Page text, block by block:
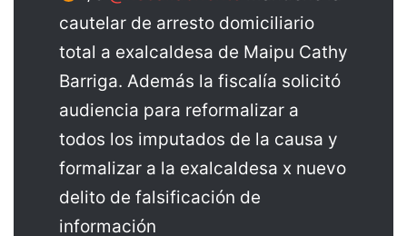
cautelar de arresto domiciliario
total a exalcaldesa de Maipu Cathy
Barriga. Además la fiscalía solicitó
audiencia para reformalizar a
todos los imputados de la causa y
formalizar a la exalcaldesa x nuevo
delito de falsificación de
información